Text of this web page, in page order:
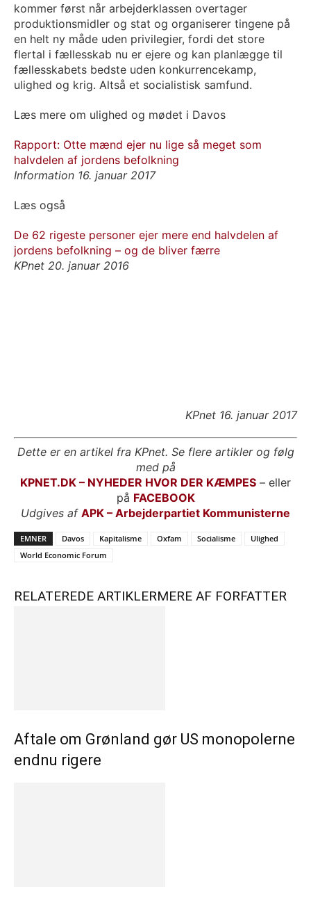
kommer først når arbejderklassen overtager
produktionsmidler og stat og organiserer tingene på
en helt ny måde uden privilegier, fordi det store
flertal i fællesskab nu er ejere og kan planlægge til
fællesskabets bedste uden konkurrencekamp,
ulighed og krig. Altså et socialistisk samfund.
Læs mere om ulighed og mødet i Davos
Rapport: Otte mænd ejer nu lige så meget som
halvdelen af jordens befolkning
Information 16. januar 2017
Læs også
De 62 rigeste personer ejer mere end halvdelen af
jordens befolkning – og de bliver færre
KPnet 20. januar 2016
KPnet 16. januar 2017
Dette er en artikel fra KPnet. Se flere artikler og følg
med på
KPNET.DK – NYHEDER HVOR DER KÆMPES – eller
på FACEBOOK
Udgives af APK – Arbejderpartiet Kommunisterne
EMNER Davos Kapitalisme Oxfam Socialisme
Ulighed
World Economic Forum
RELATEREDE ARTIKLERMERE AF FORFATTER
Aftale om Grønland gør US monopolerne
endnu rigere